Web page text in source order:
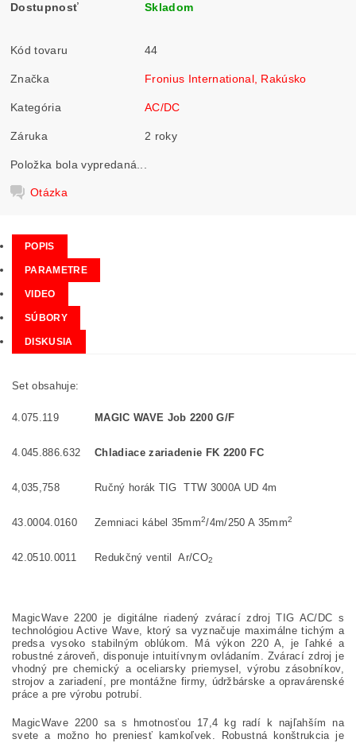
Dostupnosť Skladom
Kód tovaru 44
Značka Fronius International, Rakúsko
Kategória AC/DC
Záruka 2 roky
Položka bola vypredaná...
Otázka
POPIS
PARAMETRE
VIDEO
SÚBORY
DISKUSIA
Set obsahuje:
4.075.119 MAGIC WAVE Job 2200 G/F
4.045.886.632 Chladiace zariadenie FK 2200 FC
4,035,758 Ručný horák TIG TTW 3000A UD 4m
43.0004.0160 Zemniaci kábel 35mm2/4m/250 A 35mm2
42.0510.0011 Redukčný ventil Ar/CO2
MagicWave 2200 je digitálne riadený zvárací zdroj TIG AC/DC s
technológiou Active Wave, ktorý sa vyznačuje maximálne tichým a
predsa vysoko stabilným oblúkom. Má výkon 220 A, je ľahké a
robustné zároveň, disponuje intuitívnym ovládaním. Zvárací zdroj je
vhodný pre chemický a oceliarsky priemysel, výrobu zásobníkov,
strojov a zariadení, pre montážne firmy, údržbárske a opravárenské
práce a pre výrobu potrubí.
MagicWave 2200 sa s hmotnosťou 17,4 kg radí k najľahším na
svete a možno ho preniesť kamkoľvek. Robustná konštrukcia je